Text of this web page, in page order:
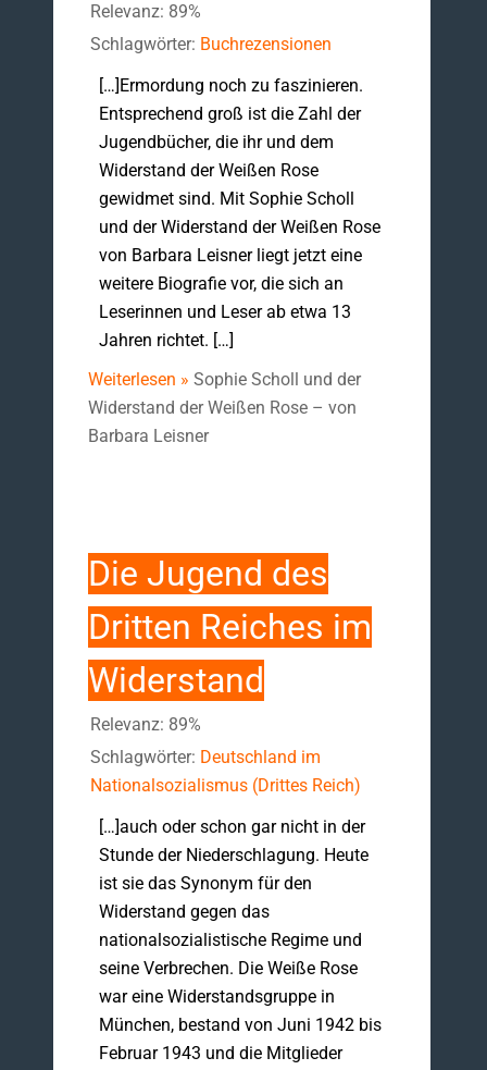
Relevanz: 89%
Schlagwörter: Buchrezensionen
[…]Ermordung noch zu faszinieren.
Entsprechend groß ist die Zahl der
Jugendbücher, die ihr und dem
Widerstand der Weißen Rose
gewidmet sind. Mit Sophie Scholl
und der Widerstand der Weißen Rose
von Barbara Leisner liegt jetzt eine
weitere Biografie vor, die sich an
Leserinnen und Leser ab etwa 13
Jahren richtet. […]
Weiterlesen » Sophie Scholl und der
Widerstand der Weißen Rose – von
Barbara Leisner
Die Jugend des
Dritten Reiches im
Widerstand
Relevanz: 89%
Schlagwörter: Deutschland im
Nationalsozialismus (Drittes Reich)
[…]auch oder schon gar nicht in der
Stunde der Niederschlagung. Heute
ist sie das Synonym für den
Widerstand gegen das
nationalsozialistische Regime und
seine Verbrechen. Die Weiße Rose
war eine Widerstandsgruppe in
München, bestand von Juni 1942 bis
Februar 1943 und die Mitglieder